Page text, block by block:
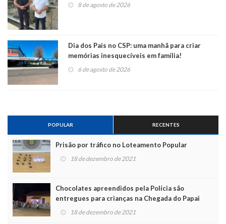
8 de agosto de 2026
Dia dos Pais no CSP: uma manhã para criar
memórias inesquecíveis em família!
6 de agosto de 2026
POPULAR RECENTES
Prisão por tráfico no Loteamento Popular
18 de dezembro de 2021
Chocolates apreendidos pela Polícia são
entregues para crianças na Chegada do Papai
Noel 18 de dezembro de 2021